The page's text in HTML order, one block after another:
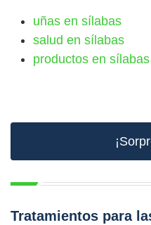
uñas en sílabas
salud en sílabas
productos en sílabas
Tratamientos para